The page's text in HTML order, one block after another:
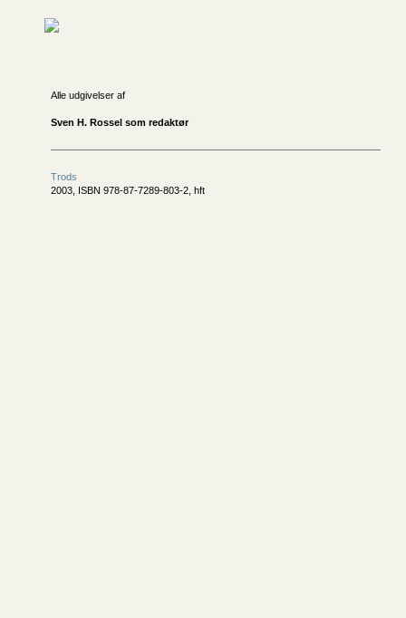
Alle udgivelser af
Sven H. Rossel som redaktør
Trods
2003, ISBN 978-87-7289-803-2, hft